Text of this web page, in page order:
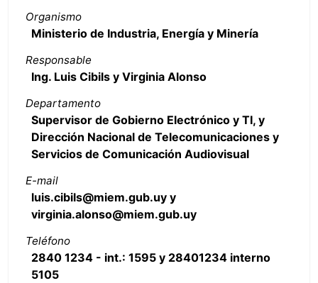
Organismo
Ministerio de Industria, Energía y Minería
Responsable
Ing. Luis Cibils y Virginia Alonso
Departamento
Supervisor de Gobierno Electrónico y TI, y
Dirección Nacional de Telecomunicaciones y
Servicios de Comunicación Audiovisual
E-mail
luis.cibils@miem.gub.uy y
virginia.alonso@miem.gub.uy
Teléfono
2840 1234 - int.: 1595 y 28401234 interno
5105